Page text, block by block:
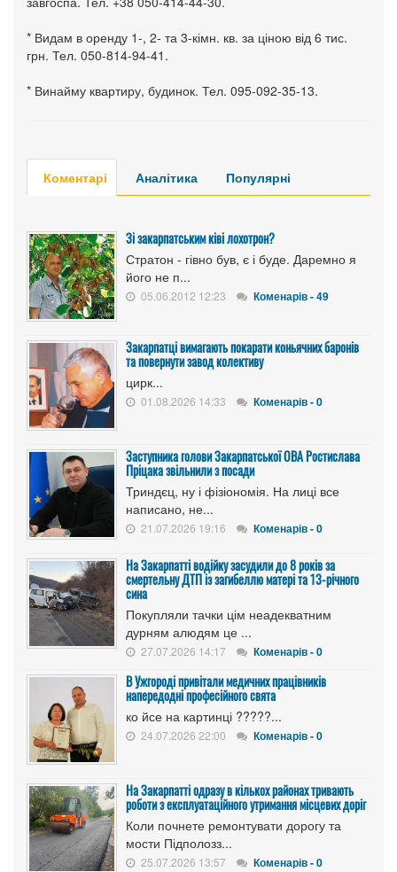
* Видам в оренду 1-, 2- та 3-кімн. кв. за ціною від 6 тис.
грн. Тел. 050-814-94-41.
* Винайму квартиру, будинок. Тел. 095-092-35-13.
Коментарі Аналітика Популярні
Зі закарпатським ківі лохотрон?
Стратон - гівно був, є і буде. Даремно я
його не п...
05.06.2012 12:23 Коменарів - 49
Закарпатці вимагають покарати коньячних баронів
та повернути завод колективу
цирк...
01.08.2026 14:33 Коменарів - 0
Заступника голови Закарпатської ОВА Ростислава
Пріцака звільнили з посади
Триндєц, ну і фізіономія. На лиці все
написано, не...
21.07.2026 19:16 Коменарів - 0
На Закарпатті водійку засудили до 8 років за
смертельну ДТП із загибеллю матері та 13-річного
сина
Покупляли тачки цім неадекватним
дурням алюдям це ...
27.07.2026 14:17 Коменарів - 0
В Ужгороді привітали медичних працівників
напередодні професійного свята
ко йсе на картинці ?????...
24.07.2026 22:00 Коменарів - 0
На Закарпатті одразу в кількох районах тривають
роботи з експлуатаційного утримання місцевих доріг
Коли почнете ремонтувати дорогу та
мости Підполозз...
25.07.2026 13:57 Коменарів - 0